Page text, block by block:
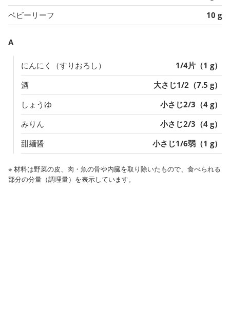
ベビーリーフ
10 g
A
にんにく（すりおろし）
1/4片（1 g）
酒
大さじ1/2（7.5 g）
しょうゆ
小さじ2/3（4 g）
みりん
小さじ2/3（4 g）
甜麺醤
小さじ1/6弱（1 g）
※ 材料は野菜の皮、肉・魚の骨や内臓を取り除いたもので、食べられる
部分の分量（調理量）を表示しています。